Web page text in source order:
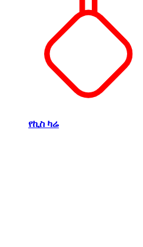
የኪስ ካሬ